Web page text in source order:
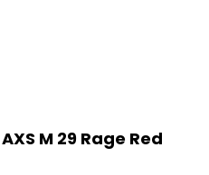
M 29 Rage Red